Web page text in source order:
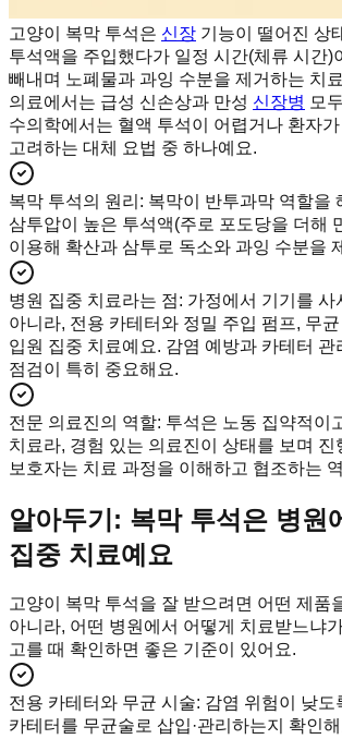
고양이 복막 투석은 신장 기능이 떨어진 상
투석액을 주입했다가 일정 시간(체류 시간)
빼내며 노폐물과 과잉 수분을 제거하는 치
의료에서는 급성 신손상과 만성 신장병 모
수의학에서는 혈액 투석이 어렵거나 환자
고려하는 대체 요법 중 하나예요.
복막 투석의 원리 : 복막이 반투과막 역할을
삼투압이 높은 투석액(주로 포도당을 더해
이용해 확산과 삼투로 독소와 과잉 수분을
병원 집중 치료라는 점: 가정에서 기기를 사
아니라, 전용 카테터와 정밀 주입 펌프, 무
입원 집중 치료예요. 감염 예방과 카테터 관
점검이 특히 중요해요.
전문 의료진의 역할: 투석은 노동 집약적이
치료라, 경험 있는 의료진이 상태를 보며 진
보호자는 치료 과정을 이해하고 협조하는
알아두기: 복막 투석은 병원
집중 치료예요
고양이 복막 투석을 잘 받으려면 어떤 제품
아니라, 어떤 병원에서 어떻게 치료받느냐
고를 때 확인하면 좋은 기준이 있어요.
전용 카테터와 무균 시술: 감염 위험이 낮도
카테터를 무균술로 삽입·관리하는지 확인